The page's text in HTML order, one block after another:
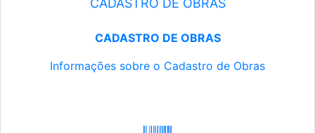
CADASTRO DE OBRAS
CADASTRO DE OBRAS
Informações sobre o Cadastro de Obras